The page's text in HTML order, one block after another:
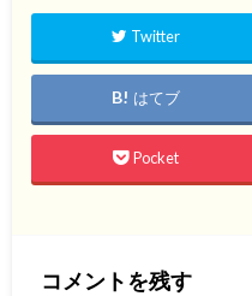
Twitter
はてブ
Pocket
コメントを残す